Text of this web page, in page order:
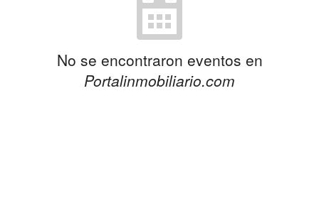
No se encontraron eventos en
Portalinmobiliario.com